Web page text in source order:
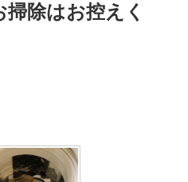
除はお控えく